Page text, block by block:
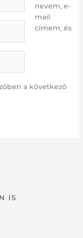
nevem, e-
mail
címem, és
a következő
IS